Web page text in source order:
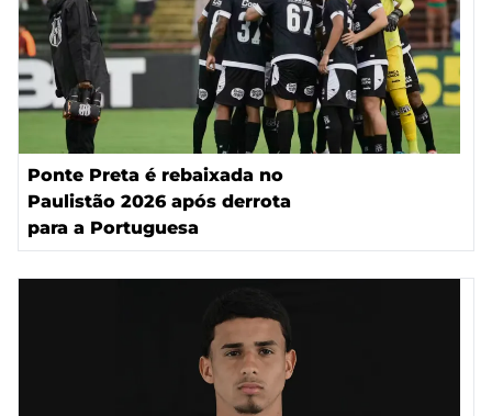
Ponte Preta é rebaixada no
Paulistão 2026 após derrota
para a Portuguesa